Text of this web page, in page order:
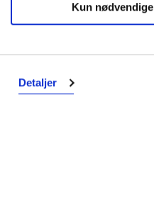
Detaljer
Kun nødvendige
nettapotek. Med tusenvis av